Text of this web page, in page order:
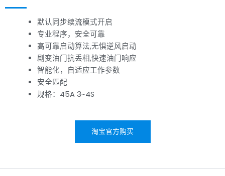
默认同步续流模式开启
专业程序，安全可靠
高可靠启动算法,无惧逆风启动
剧变油门抗丢相,快速油门响应
智能化，自适应工作参数
安全匹配
规格：45A 3~4S
淘宝官方购买